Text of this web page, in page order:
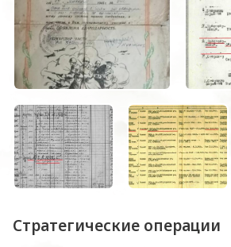
Стратегические операции